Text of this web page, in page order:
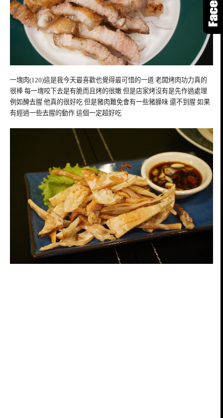
一塊肉(120)這是我今天最喜歡也覺得最可惜的一道 老闆烤肉功力真的
很棒 每一塊咬下去是有脆而且烤的很嫩 但是店家烤沒有是先作過處理
例如醃去腥 他真的很好吃 但是豬肉難免會有一些豬臊味 還不到腥 如果
有經過一些去腥的動作 這個一定超好吃